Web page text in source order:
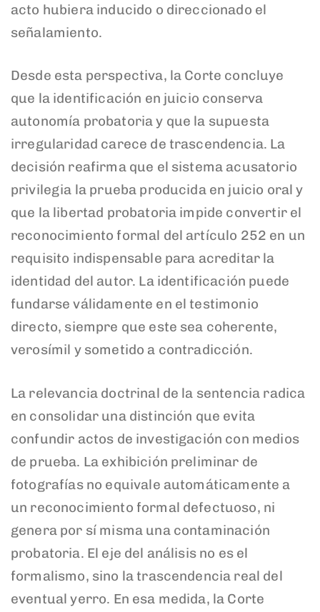
acto hubiera inducido o direccionado el
señalamiento.
Desde esta perspectiva, la Corte concluye
que la identificación en juicio conserva
autonomía probatoria y que la supuesta
irregularidad carece de trascendencia. La
decisión reafirma que el sistema acusatorio
privilegia la prueba producida en juicio oral y
que la libertad probatoria impide convertir el
reconocimiento formal del artículo 252 en un
requisito indispensable para acreditar la
identidad del autor. La identificación puede
fundarse válidamente en el testimonio
directo, siempre que este sea coherente,
verosímil y sometido a contradicción.
La relevancia doctrinal de la sentencia radica
en consolidar una distinción que evita
confundir actos de investigación con medios
de prueba. La exhibición preliminar de
fotografías no equivale automáticamente a
un reconocimiento formal defectuoso, ni
genera por sí misma una contaminación
probatoria. El eje del análisis no es el
formalismo, sino la trascendencia real del
eventual yerro. En esa medida, la Corte